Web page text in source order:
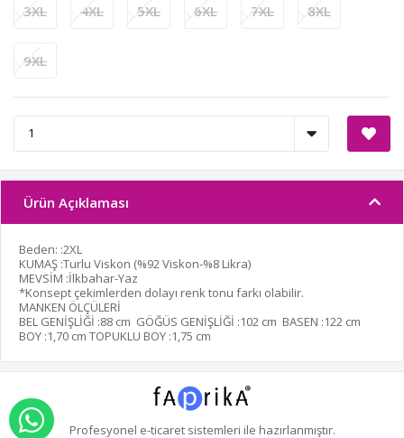
3XL 4XL 5XL 6XL 7XL 8XL
9XL
Ürün Açıklaması
Beden: :2XL
KUMAŞ :Turlu Viskon (%92 Viskon-%8 Likra)
MEVSİM :İlkbahar-Yaz
*Konsept çekimlerden dolayı renk tonu farkı olabilir.
MANKEN ÖLÇÜLERİ
BEL GENİŞLİĞİ :88 cm GÖĞÜS GENİŞLİĞİ :102 cm BASEN :122 cm
BOY :1,70 cm TOPUKLU BOY :1,75 cm
Profesyonel e-ticaretsistemleri ile hazırlanmıştır.